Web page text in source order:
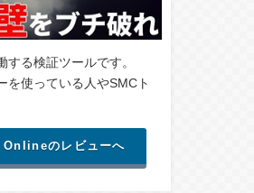
する検証ツールです。
を使っている人やSMCト
のレビューへ